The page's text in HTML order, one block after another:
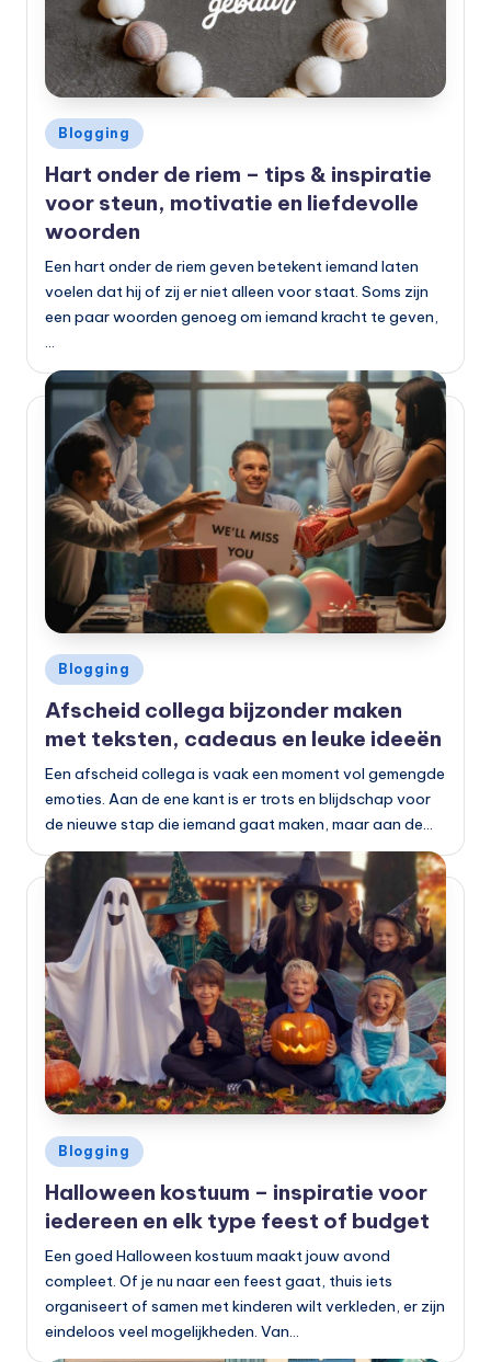
Geplaatst
in
Blogging
Hart onder de riem – tips & inspiratie
voor steun, motivatie en liefdevolle
woorden
Een hart onder de riem geven betekent iemand laten
voelen dat hij of zij er niet alleen voor staat. Soms zijn
een paar woorden genoeg om iemand kracht te geven,
…
Geplaatst
in
Blogging
Afscheid collega bijzonder maken
met teksten, cadeaus en leuke ideeën
Een afscheid collega is vaak een moment vol gemengde
emoties. Aan de ene kant is er trots en blijdschap voor
de nieuwe stap die iemand gaat maken, maar aan de…
Geplaatst
in
Blogging
Halloween kostuum – inspiratie voor
iedereen en elk type feest of budget
Een goed Halloween kostuum maakt jouw avond
compleet. Of je nu naar een feest gaat, thuis iets
organiseert of samen met kinderen wilt verkleden, er zijn
eindeloos veel mogelijkheden. Van…